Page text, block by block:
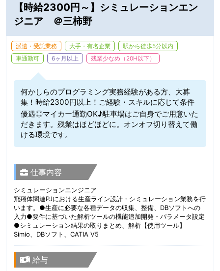
【時給2300円～】シミュレーションエン
ジニア ＠三柿野
派遣・受託業務 大手・有名企業
駅から徒歩5分以内
車通勤可
6ヶ月以上 残業少なめ（20H以下）
何かしらのプログラミング実務経験がある方、大募
集！時給2300円以上！ご経験・スキルに応じて条件
優遇◎マイカー通勤OK♪駐車場はご自身でご用意いた
だきます。残業はほどほどに。オンオフ切り替えて働
ける環境です。
仕事内容
シミュレーションエンジニア
飛翔体関連PJにおける生産ライン設計・シミュレーション業務を行
います。●生産に必要な各種データの収集、整備、DBソフトへの
入力●要件に基づいた解析ツールの機能追加開発・パラメータ設定
●シミュレーション結果の取りまとめ、解析【使用ツール】
Simio、DBソフト、CATIA V5
給与